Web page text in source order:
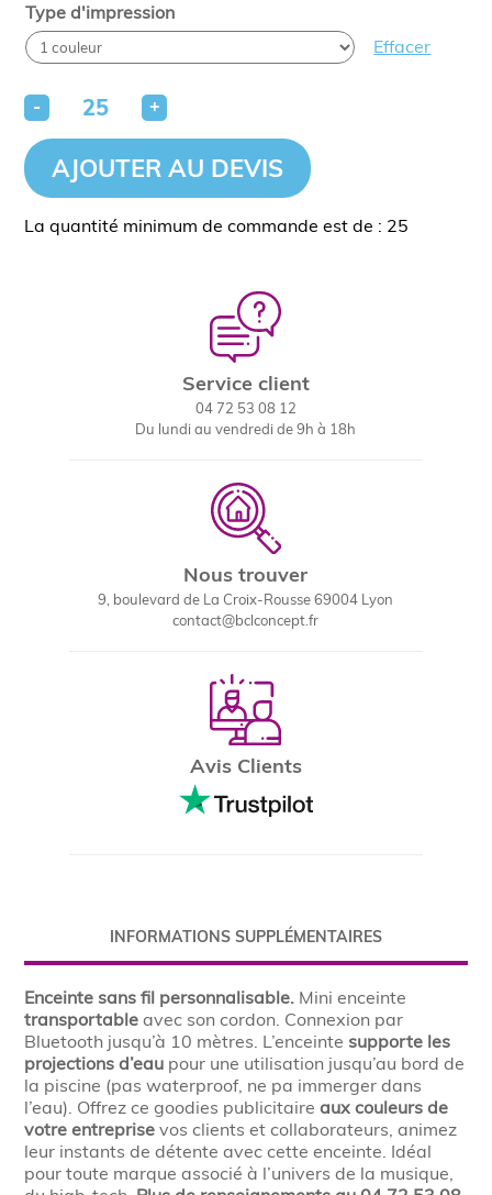
Type d'impression
Effacer
- +
AJOUTER AU DEVIS
La quantité minimum de commande est de : 25
Service client
04 72 53 08 12
Du lundi au vendredi de 9h à 18h
Nous trouver
9, boulevard de La Croix-Rousse 69004 Lyon
contact@bclconcept.fr
Avis Clients
INFORMATIONS SUPPLÉMENTAIRES
Enceinte sans fil personnalisable. Mini enceinte
transportable avec son cordon. Connexion par
Bluetooth jusqu’à 10 mètres. L’enceinte supporte les
projections d’eau pour une utilisation jusqu’au bord de
la piscine (pas waterproof, ne pa immerger dans
l’eau). Offrez ce goodies publicitaireaux couleurs de
votre entreprise vos clients et collaborateurs, animez
leur instants de détente avec cette enceinte. Idéal
pour toute marque associé à l’univers de la musique,